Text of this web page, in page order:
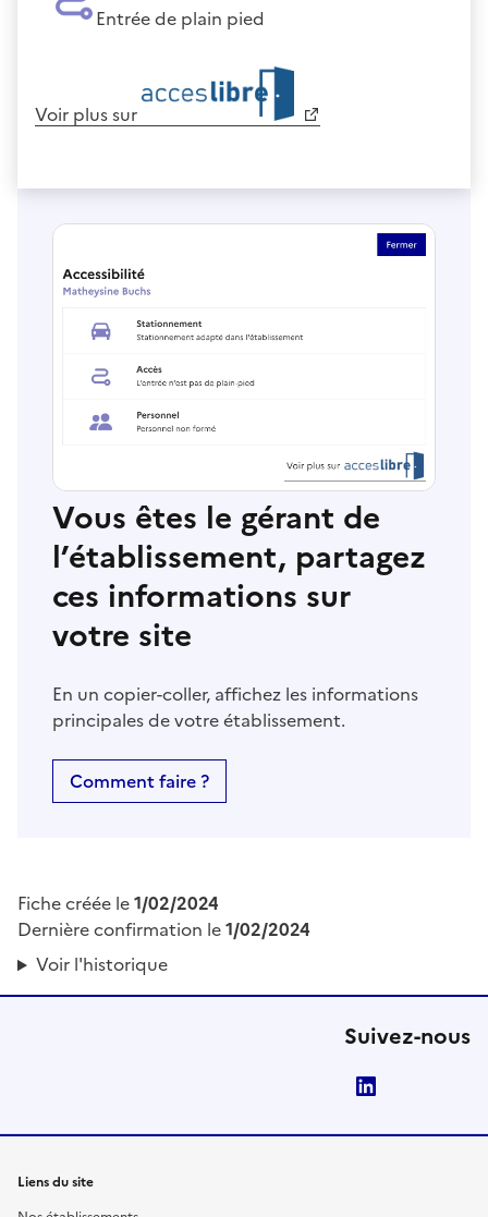
Entrée de plain pied
Voir plus sur
Vous êtes le gérant de
l’établissement, partagez
ces informations sur
votre site
En un copier-coller, affichez les informations
principales de votre établissement.
Comment faire ?
Fiche créée le1/02/2024
Dernière confirmation le1/02/2024
Voir l'historique
Suivez-nous
Liens du site